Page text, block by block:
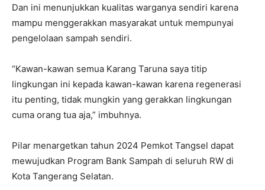
Dan ini menunjukkan kualitas warganya sendiri karena
mampu menggerakkan masyarakat untuk mempunyai
pengelolaan sampah sendiri.
“Kawan-kawan semua Karang Taruna saya titip
lingkungan ini kepada kawan-kawan karena regenerasi
itu penting, tidak mungkin yang gerakkan lingkungan
cuma orang tua aja,” imbuhnya.
Pilar menargetkan tahun 2024 Pemkot Tangsel dapat
mewujudkan Program Bank Sampah di seluruh RW di
Kota Tangerang Selatan.